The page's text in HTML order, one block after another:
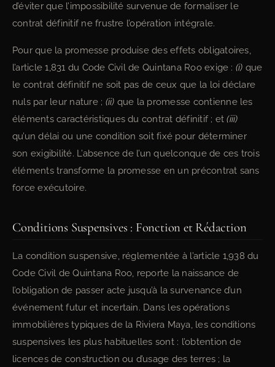
d’éviter que l’impossibilité survenue de formaliser le
contrat définitif ne frustre l’opération intégrale.
Pour que la promesse produise des effets obligatoires,
l’article 1,831 du Code Civil de Quintana Roo exige : (i) que
le contrat définitif ne soit pas de ceux que la loi déclare
nuls par leur nature ; (ii) que la promesse contienne les
éléments caractéristiques du contrat définitif ; et(iii)
qu’un délai ou une condition soit fixé pour déterminer
son exigibilité. L’absence de l’un quelconque de ces trois
éléments transforme la promesse en un précontrat sans
force exécutoire.
Conditions Suspensives : Fonction et Rédaction
La condition suspensive, réglementée à l’article 1,938 du
Code Civil de Quintana Roo, reporte la naissance de
l’obligation de passer acte jusqu’à la survenance d’un
événement futur et incertain. Dans les opérations
immobilières typiques de la Riviera Maya, les conditions
suspensives les plus habituelles sont : l’obtention de
licences de construction ou d’usage des terres ; la